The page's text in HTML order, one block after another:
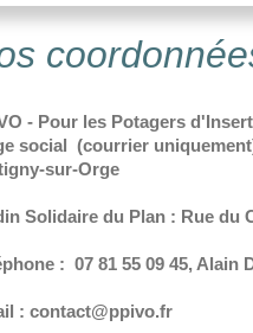
- Pour les Potagers
social (courrier
sur-Orge
Solidaire du Plan : Rue du
: 07 81 55 09 45, Alain
: contact@ppivo.fr